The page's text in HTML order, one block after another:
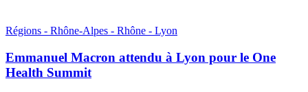
Régions - Rhône-Alpes - Rhône - Lyon
Emmanuel Macron attendu à Lyon pour le One
Health Summit